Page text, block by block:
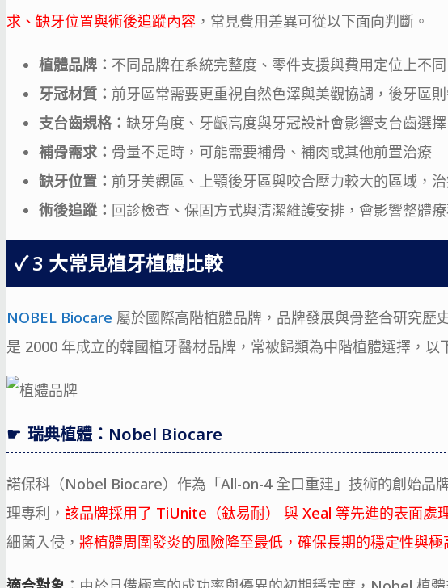
求、缺牙位置與術後追蹤內容 ，常見費用差異可從以下面向判斷。
植體品牌： 不同品牌在系統完整度、零件支援與費用定位上不同
牙冠材質： 前牙區常需要更重視自然色澤與美觀協調，後牙區
支台齒規格： 缺牙角度、牙齦高度與牙冠設計會影響支台齒選擇
補骨需求： 骨量不足時，可能需要補骨、補肉或其他前置治療
缺牙位置： 前牙美觀區、上顎後牙區與咬合壓力較大的區域，
術後追蹤： 回診檢查、保固方式與清潔維護安排，會影響整體
3 大常見植牙植體比較
NOBEL Biocare 屬於國際高階植體品牌，品牌發展與骨整合研究歷
是 2000 年成立的韓國植牙醫材品牌，常被歸類為中階植體選擇，以
瑞典植體：Nobel Biocare
諾保科（Nobel Biocare）作為「All-on-4 全口重建」技術的創始品
理專利， 該品牌採用了 TiUnite（鈦易耐） 與 Xeal 等先進的表面處
細菌入侵， 將植體周圍發炎的風險降至最低，確保長期的穩定性與